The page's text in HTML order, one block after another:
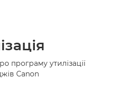
програму утилізації
Canon